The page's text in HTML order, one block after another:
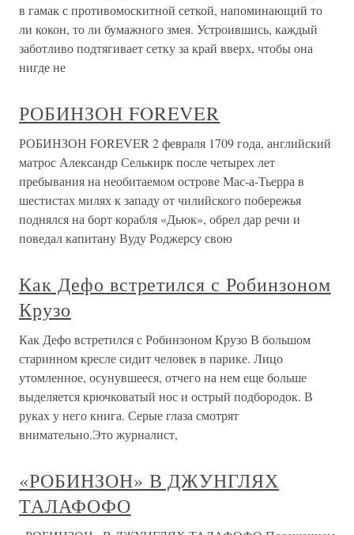
в гамак с противомоскитной сеткой, напоминающий то
ли кокон, то ли бумажного змея. Устроившись, каждый
заботливо подтягивает сетку за край вверх, чтобы она
нигде не
РОБИНЗОН FOREVER
РОБИНЗОН FOREVER 2 февраля 1709 года, английский
матрос Александр Селькирк после четырех лет
пребывания на необитаемом острове Мас-а-Тьерра в
шестистах милях к западу от чилийского побережья
поднялся на борт корабля «Дьюк», обрел дар речи и
поведал капитану Вуду Роджерсу свою
Как Дефо встретился с Робинзоном
Крузо
Как Дефо встретился с Робинзоном Крузо В большом
старинном кресле сидит человек в парике. Лицо
утомленное, осунувшееся, отчего на нем еще больше
выделяется крючковатый нос и острый подбородок. В
руках у него книга. Серые глаза смотрят
внимательно.Это журналист,
«РОБИНЗОН» В ДЖУНГЛЯХ
ТАЛАФОФО